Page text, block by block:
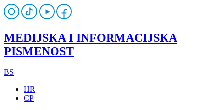
MEDIJSKA I INFORMACIJSKA
PISMENOST
BS
HR
CP